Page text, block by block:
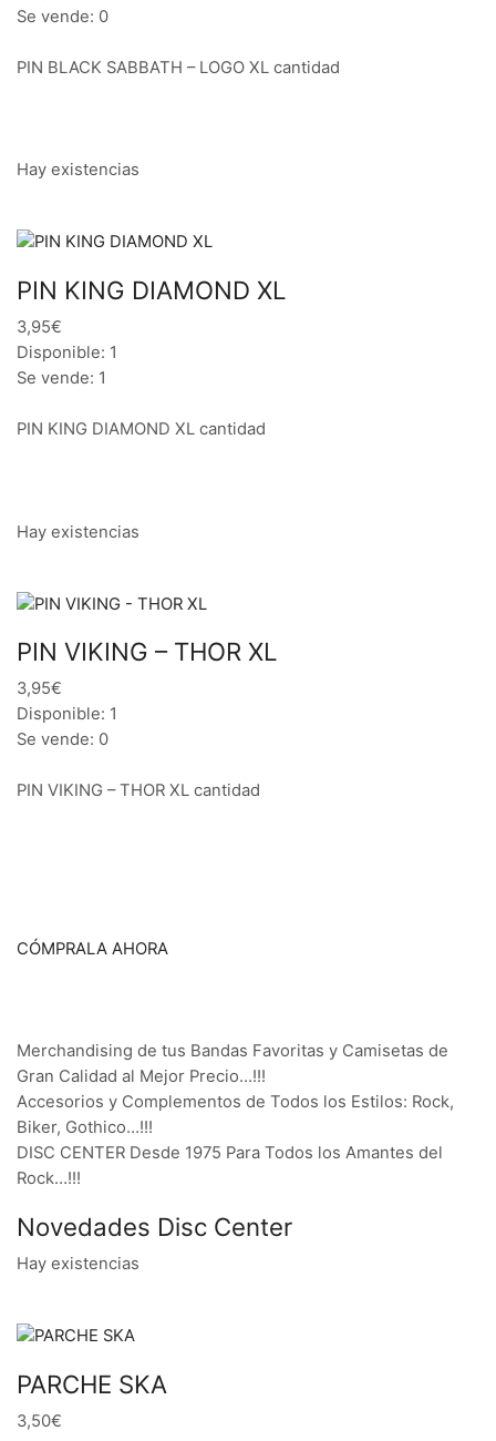
Se vende: 0
PIN BLACK SABBATH – LOGO XL cantidad
Hay existencias
PIN KING DIAMOND XL
3,95€
Disponible: 1
Se vende: 1
PIN KING DIAMOND XL cantidad
Hay existencias
PIN VIKING – THOR XL
3,95€
Disponible: 1
Se vende: 0
PIN VIKING – THOR XL cantidad
CÓMPRALA AHORA
Merchandising de tus Bandas Favoritas y Camisetas de
Gran Calidad al Mejor Precio…!!!
Accesorios y Complementos de Todos los Estilos: Rock,
Biker, Gothico…!!!
DISC CENTER Desde 1975 Para Todos los Amantes del
Rock…!!!
Novedades Disc Center
Hay existencias
PARCHE SKA
3,50€